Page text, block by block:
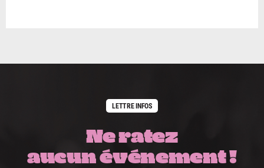
LETTRE INFOS
Ne ratez
aucun événement !